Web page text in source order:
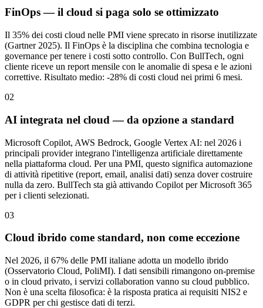
FinOps — il cloud si paga solo se ottimizzato
Il 35% dei costi cloud nelle PMI viene sprecato in risorse inutilizzate
(Gartner 2025). Il FinOps è la disciplina che combina tecnologia e
governance per tenere i costi sotto controllo. Con BullTech, ogni
cliente riceve un report mensile con le anomalie di spesa e le azioni
correttive. Risultato medio: -28% di costi cloud nei primi 6 mesi.
02
AI integrata nel cloud — da opzione a standard
Microsoft Copilot, AWS Bedrock, Google Vertex AI: nel 2026 i
principali provider integrano l'intelligenza artificiale direttamente
nella piattaforma cloud. Per una PMI, questo significa automazione
di attività ripetitive (report, email, analisi dati) senza dover costruire
nulla da zero. BullTech sta già attivando Copilot per Microsoft 365
per i clienti selezionati.
03
Cloud ibrido come standard, non come eccezione
Nel 2026, il 67% delle PMI italiane adotta un modello ibrido
(Osservatorio Cloud, PoliMI). I dati sensibili rimangono on-premise
o in cloud privato, i servizi collaboration vanno su cloud pubblico.
Non è una scelta filosofica: è la risposta pratica ai requisiti NIS2 e
GDPR per chi gestisce dati di terzi.